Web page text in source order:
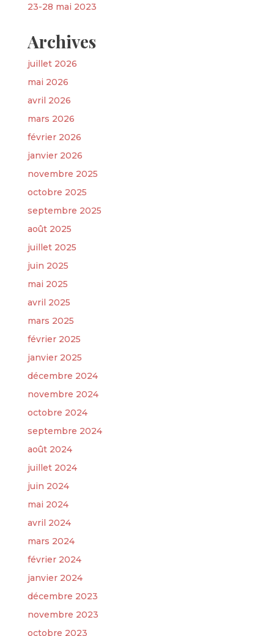
23-28 mai 2023
Archives
juillet 2026
mai 2026
avril 2026
mars 2026
février 2026
janvier 2026
novembre 2025
octobre 2025
septembre 2025
août 2025
juillet 2025
juin 2025
mai 2025
avril 2025
mars 2025
février 2025
janvier 2025
décembre 2024
novembre 2024
octobre 2024
septembre 2024
août 2024
juillet 2024
juin 2024
mai 2024
avril 2024
mars 2024
février 2024
janvier 2024
décembre 2023
novembre 2023
octobre 2023